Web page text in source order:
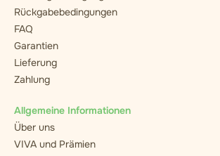
Rückgabebedingungen
FAQ
Garantien
Lieferung
Zahlung
Allgemeine Informationen
Über uns
VIVA und Prämien